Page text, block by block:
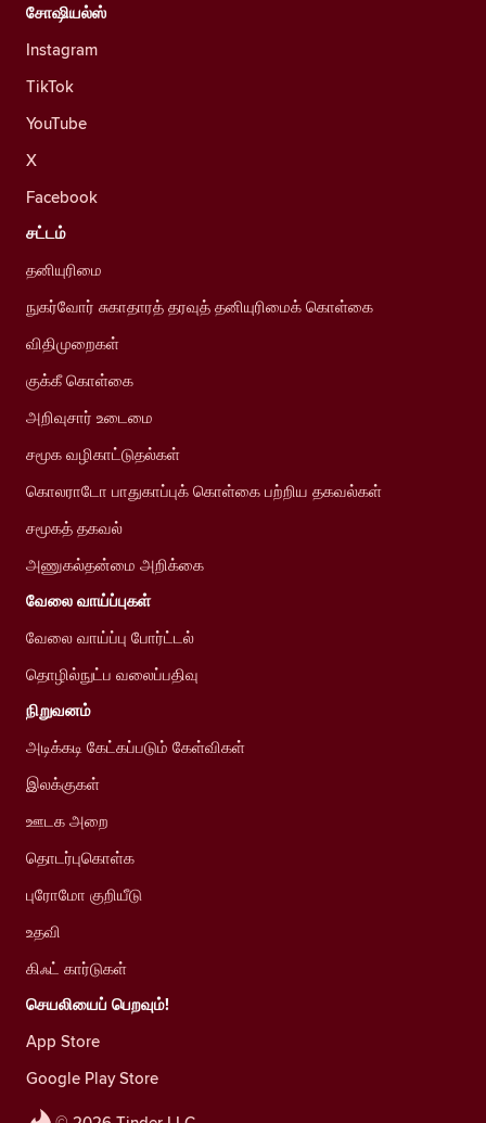
சோஷியல்ஸ்
Instagram
TikTok
YouTube
X
Facebook
சட்டம்
தனியுரிமை
நுகர்வோர் சுகாதாரத் தரவுத் தனியுரிமைக் கொள்கை
விதிமுறைகள்
குக்கீ கொள்கை
அறிவுசார் உடைமை
சமூக வழிகாட்டுதல்கள்
கொலராடோ பாதுகாப்புக் கொள்கை பற்றிய தகவல்கள்
சமூகத் தகவல்
அணுகல்தன்மை அறிக்கை
வேலை வாய்ப்புகள்
வேலை வாய்ப்பு போர்ட்டல்
தொழில்நுட்ப வலைப்பதிவு
நிறுவனம்
அடிக்கடி கேட்கப்படும் கேள்விகள்
இலக்குகள்
ஊடக அறை
தொடர்புகொள்க
புரோமோ குறியீடு
உதவி
கிஃட் கார்டுகள்
செயலியைப் பெறவும்!
App Store
Google Play Store